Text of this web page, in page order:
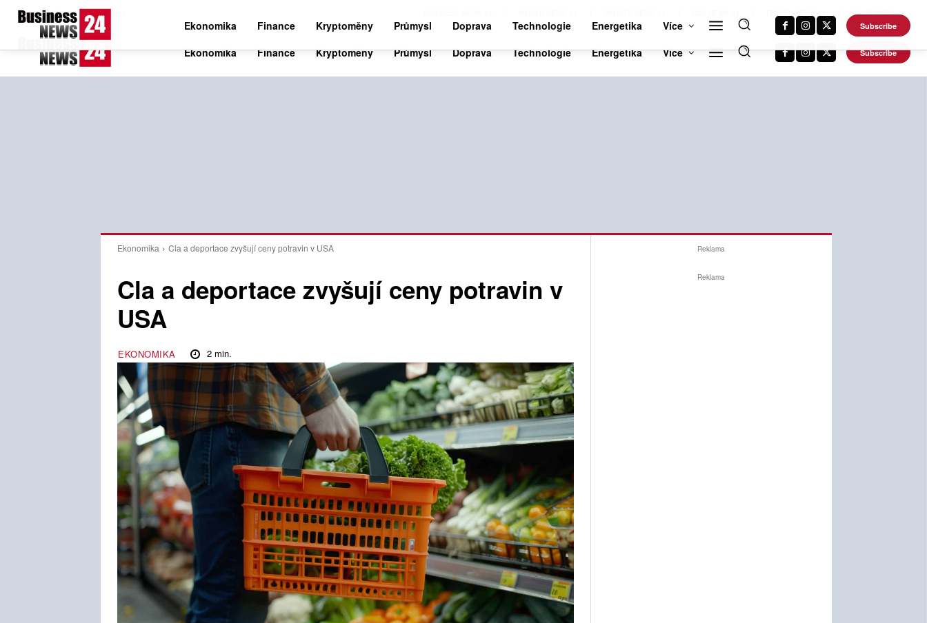
24.6 C Czech
Čtvrtek 6. srpna 2026 DALŠÍ WEBY
Ekonomika Finance Kryptoměny Průmysl Doprava Technologie Energetika Více Subscribe
Ekonomika Cla a deportace zvyšují ceny potravin v USA
Cla a deportace zvyšují ceny potravin v
USA
EKONOMIKA 2min.
Reklama
Reklama